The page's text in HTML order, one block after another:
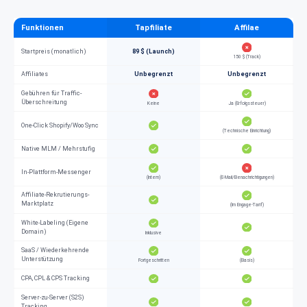
Funktionen Tapfiliate Affilae
Startpreis (monatlich) 89 $ (Launch)
150 $ (Track)
Affiliates Unbegrenzt Unbegrenzt
Gebühren für Traffic-
Überschreitung
Keine Ja (Erfolgssteuer)
One-Click Shopify/Woo Sync
(Technische Einrichtung)
Native MLM / Mehrstufig
In-Plattform-Messenger
(Intern) (E-Mail/Benachrichtigungen)
Affiliate-Rekrutierungs-
Marktplatz
(Im Engage-Tarif)
White-Labeling (Eigene
Domain)
Inklusive
SaaS / Wiederkehrende
Unterstützung
Fortgeschritten (Basis)
CPA, CPL & CPS Tracking
Server-zu-Server (S2S)